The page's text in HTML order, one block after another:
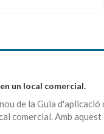
un local comercial.
de la Guia d'aplicació
comercial. Amb aquest